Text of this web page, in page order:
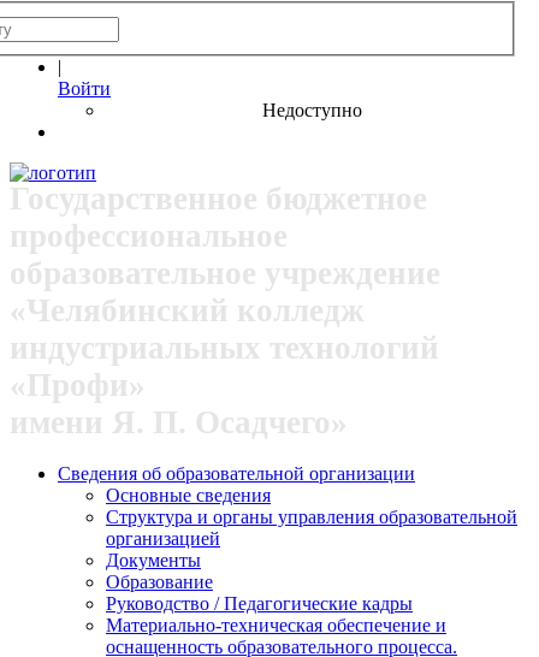
|
Войти
Недоступно
Государственное бюджетное
профессиональное
образовательное учреждение
«Челябинский колледж
индустриальных технологий
«Профи»
имени Я. П. Осадчего»
Сведения об образовательной организации
Основные сведения
Структура и органы управления образовательной
организацией
Документы
Образование
Руководство / Педагогические кадры
Материально-техническая обеспечение и
оснащенность образовательного процесса.